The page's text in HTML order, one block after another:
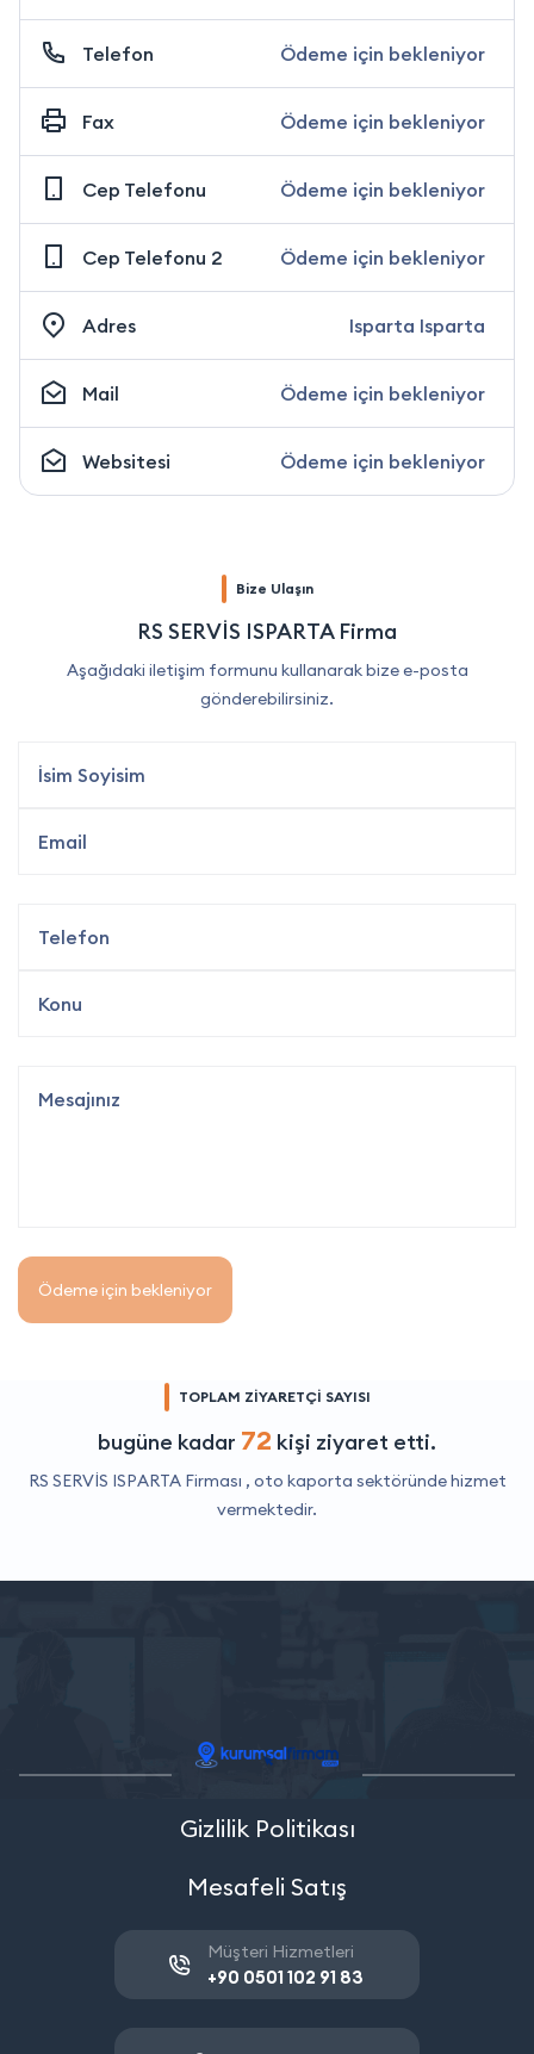
Telefon Ödeme için bekleniyor
Fax Ödeme için bekleniyor
Cep Telefonu Ödeme için bekleniyor
Cep Telefonu 2 Ödeme için bekleniyor
Adres Isparta Isparta
Mail Ödeme için bekleniyor
Websitesi Ödeme için bekleniyor
Bize Ulaşın
RS SERVİS ISPARTA Firma
Aşağıdaki iletişim formunu kullanarak bize e-posta
gönderebilirsiniz.
Ödeme için bekleniyor
TOPLAM ZİYARETÇİ SAYISI
bugüne kadar 72 kişi ziyaret etti.
RS SERVİS ISPARTA Firması , oto kaporta sektöründe hizmet
vermektedir.
Gizlilik Politikası
Mesafeli Satış
Müşteri Hizmetleri
+90 0501 102 91 83